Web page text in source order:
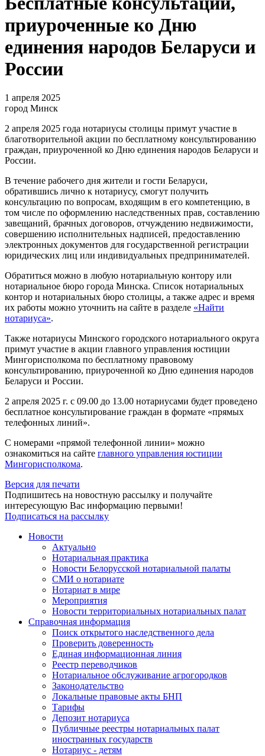
приуроченные ко Дню
единения народов Беларуси и
России
1 апреля 2025
город Минск
2 апреля 2025 года нотариусы столицы примут участие в
благотворительной акции по бесплатному консультированию
граждан, приуроченной ко Дню единения народов Беларуси и
России.
В течение рабочего дня жители и гости Беларуси,
обратившись лично к нотариусу, смогут получить
консультацию по вопросам, входящим в его компетенцию, в
том числе по оформлению наследственных прав, составлению
завещаний, брачных договоров, отчуждению недвижимости,
совершению исполнительных надписей, предоставлению
электронных документов для государственной регистрации
юридических лиц или индивидуальных предпринимателей.
Обратиться можно в любую нотариальную контору или
нотариальное бюро города Минска. Список нотариальных
контор и нотариальных бюро столицы, а также адрес и время
их работы можно уточнить на сайте в разделе «Найти
нотариуса».
Также нотариусы Минского городского нотариального округа
примут участие в акции главного управления юстиции
Мингорисполкома по бесплатному правовому
консультированию, приуроченной ко Дню единения народов
Беларуси и России.
2 апреля 2025 г. с 09.00 до 13.00 нотариусами будет проведено
бесплатное консультирование граждан в формате «прямых
телефонных линий».
С номерами «прямой телефонной линии» можно
ознакомиться на сайте главного управления юстиции
Мингорисполкома.
Версия для печати
Подпишитесь на новостную рассылку и получайте
интересующую Вас информацию первыми!
Подписаться на рассылку
Новости
Актуально
Нотариальная практика
Новости Белорусской нотариальной палаты
СМИ о нотариате
Нотариат в мире
Мероприятия
Новости территориальных нотариальных палат
Справочная информация
Поиск открытого наследственного дела
Проверить доверенность
Единая информационная линия
Реестр переводчиков
Нотариальное обслуживание агрогородков
Законодательство
Локальные правовые акты БНП
Тарифы
Депозит нотариуса
Публичные реестры нотариальных палат
иностранных государств
Нотариус - детям